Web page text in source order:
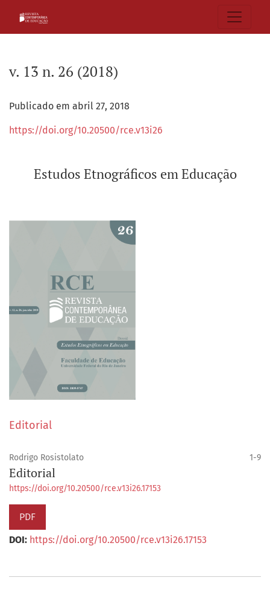
v. 13 n. 26 (2018)
Publicado em abril 27, 2018
https://doi.org/10.20500/rce.v13i26
Estudos Etnográficos em Educação
Editorial
Rodrigo Rosistolato 1-9
Editorial
https://doi.org/10.20500/rce.v13i26.17153
PDF
DOI: https://doi.org/10.20500/rce.v13i26.17153